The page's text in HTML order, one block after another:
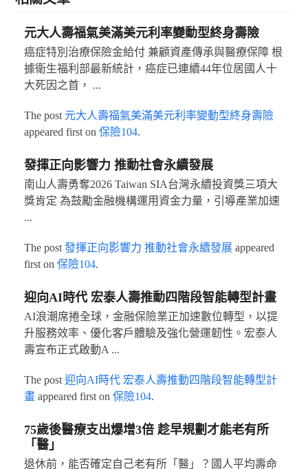
元大人壽福氣美滿美元利率變動型終身壽險
癌症特別治療保險金給付 兼顧資產傳承與醫療保障 根
據衛生福利部最新統計，癌症已連續44年位居國人十
大死因之首， ...
The post 元大人壽福氣美滿美元利率變動型終身壽險
appeared first on 保險104.
發揮正向影響力 推動社會永續發展
南山人壽勇奪2026 Taiwan SIA台灣永續投資獎三項大
獎肯定 為鼓勵金融機構運用資金力量，引導產業加速
...
The post 發揮正向影響力 推動社會永續發展appeared
first on 保險104.
迎向AI時代 宏泰人壽推動四階段智能轉型計畫
AI浪潮席捲全球，金融保險業正加速數位轉型，以提
升服務效率、優化客戶體驗及強化營運韌性。宏泰人
壽宣布正式啟動A ...
The post 迎向AI時代 宏泰人壽推動四階段智能轉型計
畫appeared first on 保險104.
75歲後醫療支出爆增3倍 趁早規劃才能老有所
「醫」
退休前，能否確定自己老有所「醫」？國人平均壽命